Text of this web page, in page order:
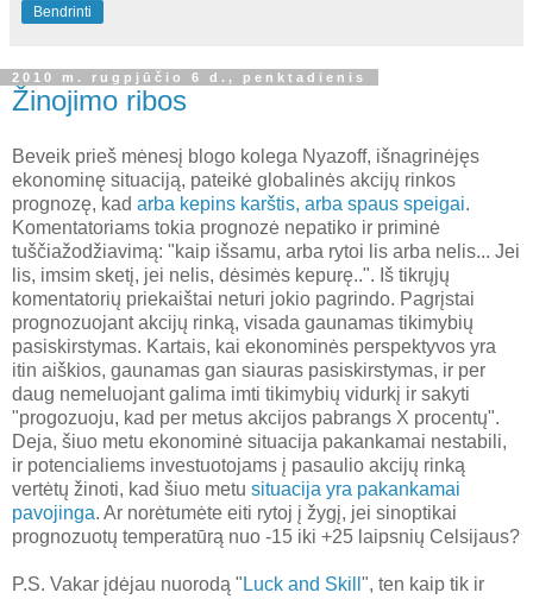
Bendrinti
2010 m. rugpjūčio 6 d., penktadienis
Žinojimo ribos
Beveik prieš mėnesį blogo kolega Nyazoff, išnagrinėjęs
ekonominę situaciją, pateikė globalinės akcijų rinkos
prognozę, kad arba kepins karštis, arba spaus speigai.
Komentatoriams tokia prognozė nepatiko ir priminė
tuščiažodžiavimą: "kaip išsamu, arba rytoi lis arba nelis... Jei
lis, imsim sketį, jei nelis, dėsimės kepurę..". Iš tikrųjų
komentatorių priekaištai neturi jokio pagrindo. Pagrįstai
prognozuojant akcijų rinką, visada gaunamas tikimybių
pasiskirstymas. Kartais, kai ekonominės perspektyvos yra
itin aiškios, gaunamas gan siauras pasiskirstymas, ir per
daug nemeluojant galima imti tikimybių vidurkį ir sakyti
"progozuoju, kad per metus akcijos pabrangs X procentų".
Deja, šiuo metu ekonominė situacija pakankamai nestabili,
ir potencialiems investuotojams į pasaulio akcijų rinką
vertėtų žinoti, kad šiuo metu situacija yra pakankamai
pavojinga. Ar norėtumėte eiti rytoj į žygį, jei sinoptikai
prognozuotų temperatūrą nuo -15 iki +25 laipsnių Celsijaus?
P.S. Vakar įdėjau nuorodą "Luck and Skill ", ten kaip tik ir